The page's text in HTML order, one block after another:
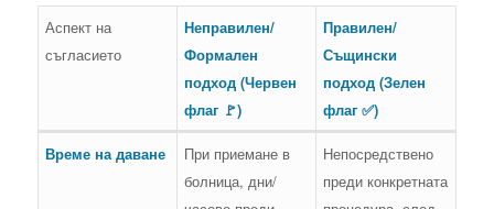
Аспект на
съгласието
Неправилен/
Формален
подход (Червен
флаг 🚩)
Правилен/
Същински
подход (Зелен
флаг ✅)
Време на даване
При приемане в
болница, дни/
Непосредствено
преди конкретната